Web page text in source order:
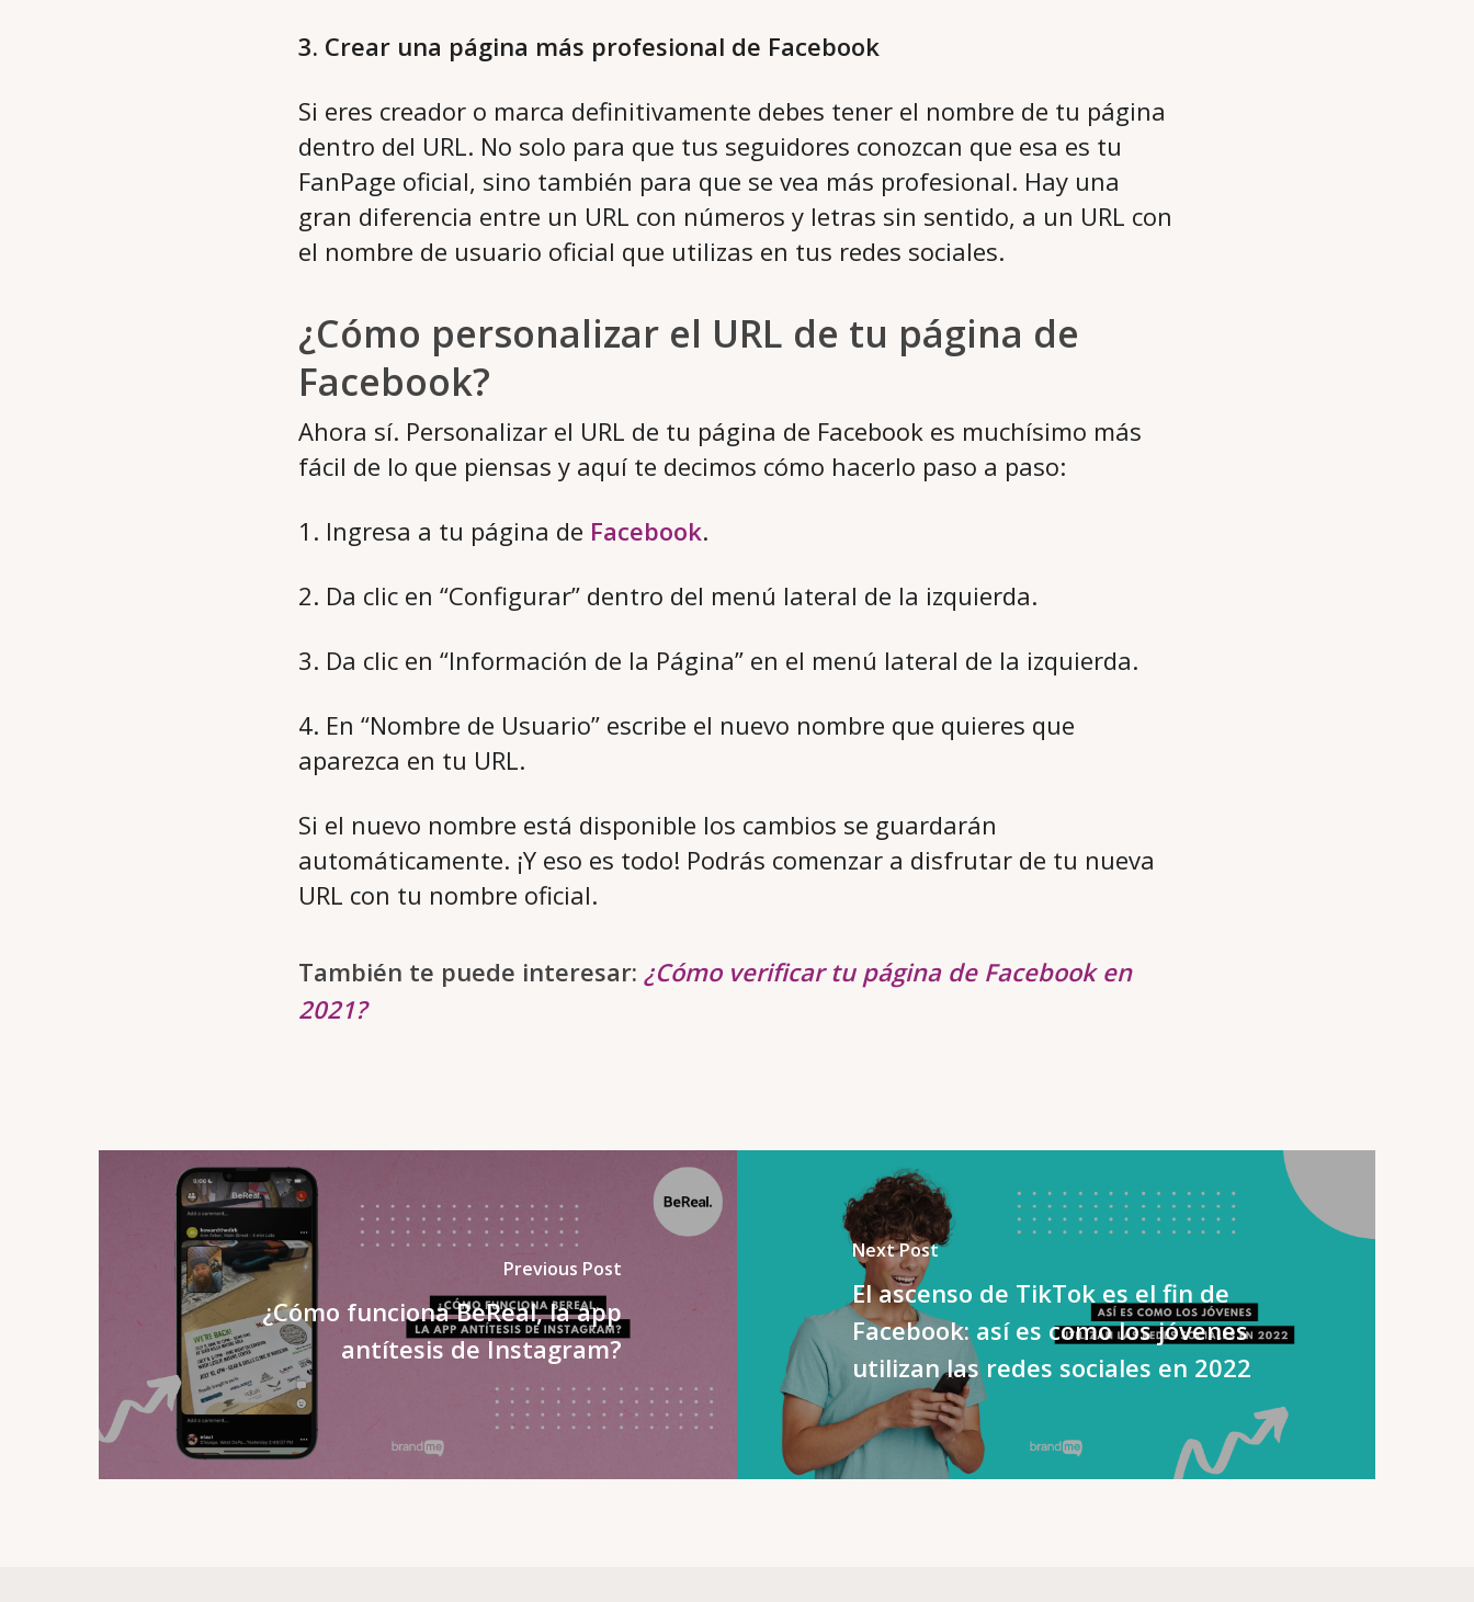
3. Crear una página más profesional de Facebook
Si eres creador o marca definitivamente debes tener el nombre de tu página
dentro del URL. No solo para que tus seguidores conozcan que esa es tu
FanPage oficial, sino también para que se vea más profesional. Hay una
gran diferencia entre un URL con números y letras sin sentido, a un URL con
el nombre de usuario oficial que utilizas en tus redes sociales.
¿Cómo personalizar el URL de tu página de
Facebook?
Ahora sí. Personalizar el URL de tu página de Facebook es muchísimo más
fácil de lo que piensas y aquí te decimos cómo hacerlo paso a paso:
1. Ingresa a tu página de Facebook.
2. Da clic en “Configurar” dentro del menú lateral de la izquierda.
3. Da clic en “Información de la Página” en el menú lateral de la izquierda.
4. En “Nombre de Usuario” escribe el nuevo nombre que quieres que
aparezca en tu URL.
Si el nuevo nombre está disponible los cambios se guardarán
automáticamente. ¡Y eso es todo! Podrás comenzar a disfrutar de tu nueva
URL con tu nombre oficial.
También te puede interesar: ¿Cómo verificar tu página de Facebook en
2021?
Previous Post
¿Cómo funciona BeReal, la app
antítesis de Instagram?
Next Post
El ascenso de TikTok es el fin de
Facebook: así es como los jóvenes
utilizan las redes sociales en 2022